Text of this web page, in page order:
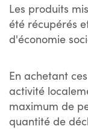
Les produits
été récupérés
d'économie
En achetant
activité
maximum de
quantité de